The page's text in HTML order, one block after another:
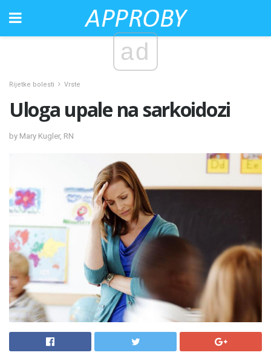
ad
Rijetke bolesti Vrste
Uloga upale na sarkoidozi
by Mary Kugler, RN